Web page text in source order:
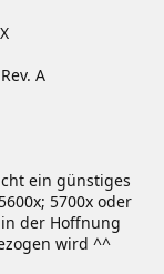
A
ein günstiges
5700x oder
in der Hoffnung
wird ^^